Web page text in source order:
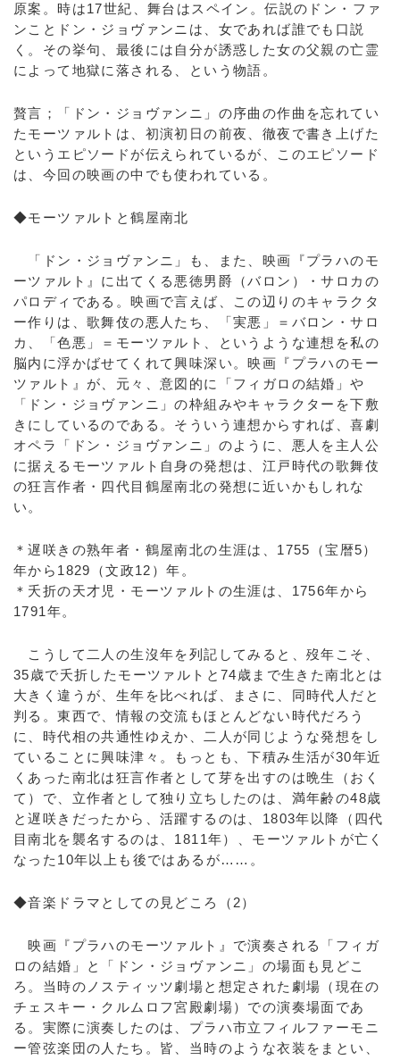
原案。時は17世紀、舞台はスペイン。伝説のドン・ファ
ンことドン・ジョヴァンニは、女であれば誰でも口説
く。その挙句、最後には自分が誘惑した女の父親の亡霊
によって地獄に落される、という物語。
贅言；「ドン・ジョヴァンニ」の序曲の作曲を忘れてい
たモーツァルトは、初演初日の前夜、徹夜で書き上げた
というエピソードが伝えられているが、このエピソード
は、今回の映画の中でも使われている。
◆モーツァルトと鶴屋南北
「ドン・ジョヴァンニ」も、また、映画『プラハのモ
ーツァルト』に出てくる悪徳男爵（バロン）・サロカの
パロディである。映画で言えば、この辺りのキャラクタ
ー作りは、歌舞伎の悪人たち、「実悪」＝バロン・サロ
カ、「色悪」＝モーツァルト、というような連想を私の
脳内に浮かばせてくれて興味深い。映画『プラハのモー
ツァルト』が、元々、意図的に「フィガロの結婚」や
「ドン・ジョヴァンニ」の枠組みやキャラクターを下敷
きにしているのである。そういう連想からすれば、喜劇
オペラ「ドン・ジョヴァンニ」のように、悪人を主人公
に据えるモーツァルト自身の発想は、江戸時代の歌舞伎
の狂言作者・四代目鶴屋南北の発想に近いかもしれな
い。
＊遅咲きの熟年者・鶴屋南北の生涯は、1755（宝暦5）
年から1829（文政12）年。
＊夭折の天才児・モーツァルトの生涯は、1756年から
1791年。
こうして二人の生沒年を列記してみると、歿年こそ、
35歳で夭折したモーツァルトと74歳まで生きた南北とは
大きく違うが、生年を比べれば、まさに、同時代人だと
判る。東西で、情報の交流もほとんどない時代だろう
に、時代相の共通性ゆえか、二人が同じような発想をし
ていることに興味津々。もっとも、下積み生活が30年近
くあった南北は狂言作者として芽を出すのは晩生（おく
て）で、立作者として独り立ちしたのは、満年齢の48歳
と遅咲きだったから、活躍するのは、1803年以降（四代
目南北を襲名するのは、1811年）、モーツァルトが亡く
なった10年以上も後ではあるが……。
◆音楽ドラマとしての見どころ（2）
映画『プラハのモーツァルト』で演奏される「フィガ
ロの結婚」と「ドン・ジョヴァンニ」の場面も見どこ
ろ。当時のノスティッツ劇場と想定された劇場（現在の
チェスキー・クルムロフ宮殿劇場）での演奏場面であ
る。実際に演奏したのは、プラハ市立フィルファーモニ
ー管弦楽団の人たち。皆、当時のような衣装をまとい、